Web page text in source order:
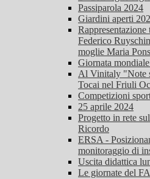
Passiparola 2024
Giardini aperti
Federico
moglie Maria
Giornata
Al Vinitaly "Note
Tocai nel Friuli
Competizioni
25 aprile 2024
Progetto in rete
Ricordo
ERSA -
monitoraggio di
Uscita didattica
Le giornate del